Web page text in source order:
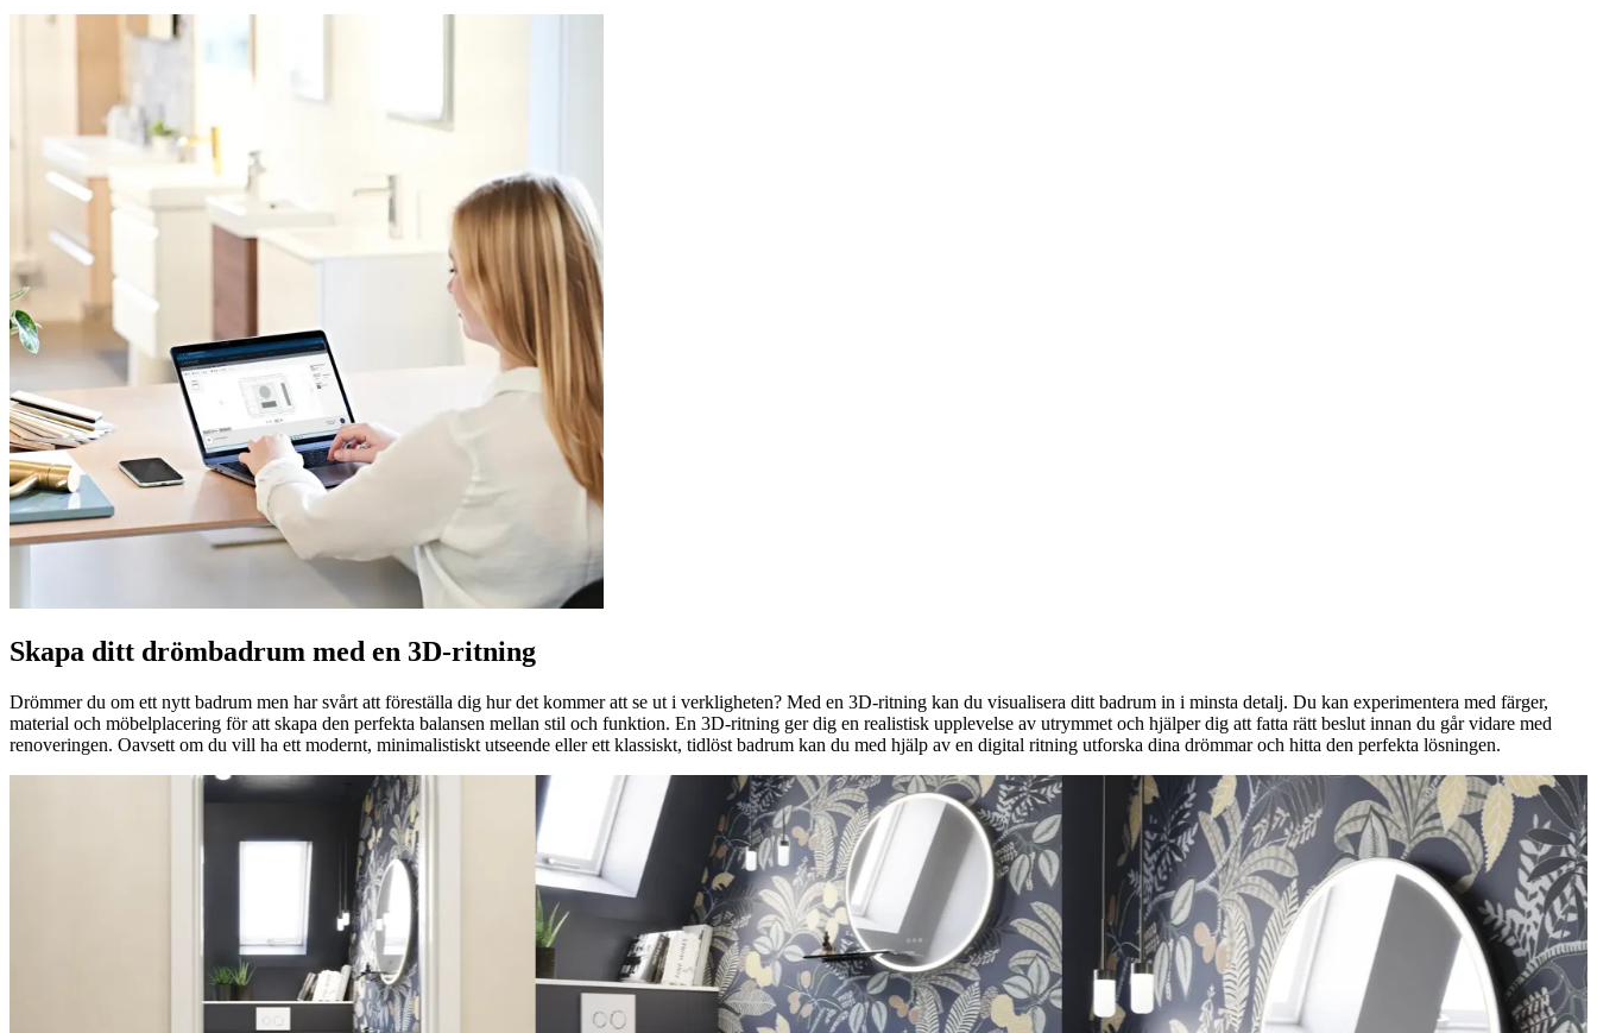
Skapa ditt drömbadrum med en 3D-ritning
Drömmer du om ett nytt badrum men har svårt att föreställa dig hur det kommer att se ut i verkligheten? Med en 3D-ritning kan du visualisera ditt badrum in i minsta detalj. Du kan experimentera med färger,
material och möbelplacering för att skapa den perfekta balansen mellan stil och funktion. En 3D-ritning ger dig en realistisk upplevelse av utrymmet och hjälper dig att fatta rätt beslut innan du går vidare med
renoveringen. Oavsett om du vill ha ett modernt, minimalistiskt utseende eller ett klassiskt, tidlöst badrum kan du med hjälp av en digital ritning utforska dina drömmar och hitta den perfekta lösningen.